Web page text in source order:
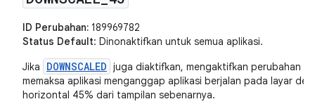
ID Perubahan: 189969782
Status Default: Dinonaktifkan untuk semua aplikasi.
Jika
DOWNSCALED juga diaktifkan, mengaktifkan perubahan
memaksa aplikasi menganggap aplikasi berjalan pada layar
horizontal 45% dari tampilan sebenarnya.